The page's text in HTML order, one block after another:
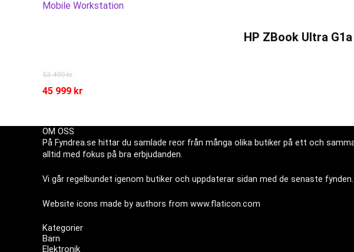
HP ZBook Ultra
53 499kr
45 999 kr
OM OSS
På Fyndrea.se hittar du samlade reor från många olika butiker på ett och
alltid med fokus på bra erbjudanden.
Vi går regelbundet igenom butiker och uppdaterar sidan med de senaste
Website icons made by authors from www.flaticon.com
Kategorier
Barn
Elektronik